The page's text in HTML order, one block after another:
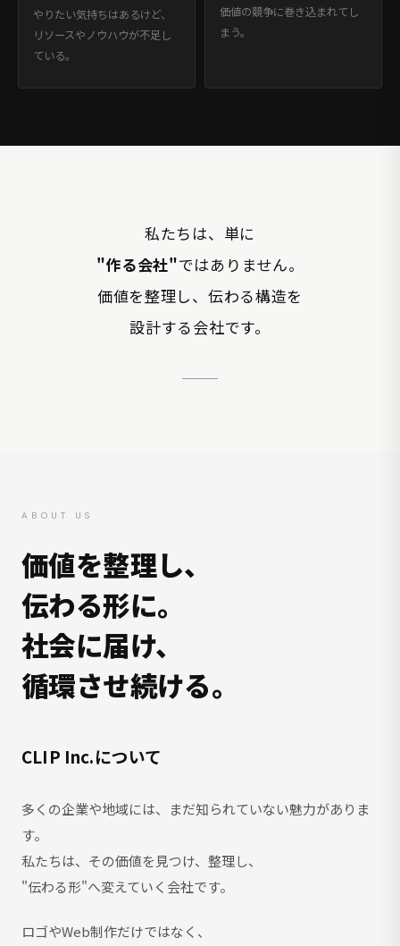
やりたい気持ちはあるけど、
リソースやノウハウが不足し
ている。
価値の競争に巻き込まれてし
まう。
私たちは、単に
"作る会社"ではありません。
価値を整理し、伝わる構造を
設計する会社です。
ABOUT US
価値を整理し、
伝わる形に。
社会に届け、
循環させ続ける。
CLIP Inc.について
多くの企業や地域には、まだ知られていない魅力がありま
す。
私たちは、その価値を見つけ、整理し、
"伝わる形"へ変えていく会社です。
ロゴやWeb制作だけではなく、